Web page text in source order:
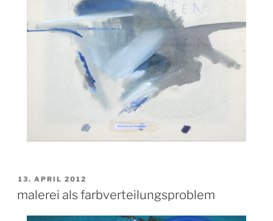
VERÖFFENTLICHT
13. APRIL 2012
malerei als farbverteilungsproblem